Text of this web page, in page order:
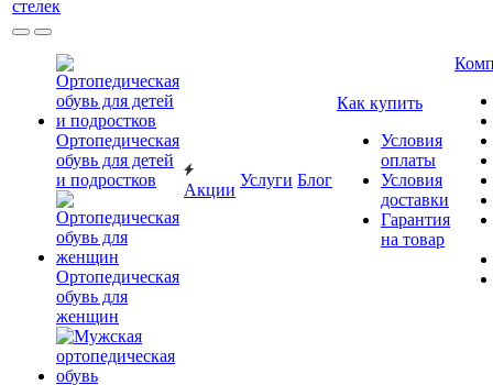
Ортопедическая
обувь для детей
и подростков
Ортопедическая
обувь для
женщин
Акции
Услуги Блог
Как купить
Условия
оплаты
Условия
доставки
Гарантия
на товар